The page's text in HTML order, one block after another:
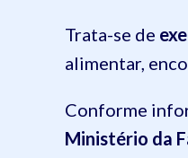
Trata-se de
alimentar,
Conforme
Ministério da